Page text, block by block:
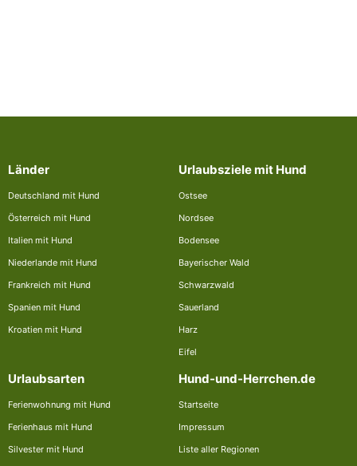
Länder
Deutschland mit Hund
Österreich mit Hund
Italien mit Hund
Niederlande mit Hund
Frankreich mit Hund
Spanien mit Hund
Kroatien mit Hund
Urlaubsziele mit Hund
Ostsee
Nordsee
Bodensee
Bayerischer Wald
Schwarzwald
Sauerland
Harz
Eifel
Urlaubsarten
Ferienwohnung mit Hund
Ferienhaus mit Hund
Silvester mit Hund
Hund-und-Herrchen.de
Startseite
Impressum
Liste aller Regionen